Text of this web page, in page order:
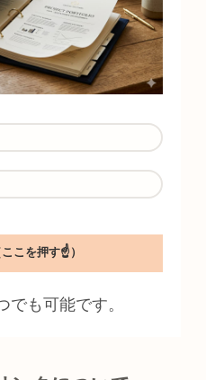
も可能です。